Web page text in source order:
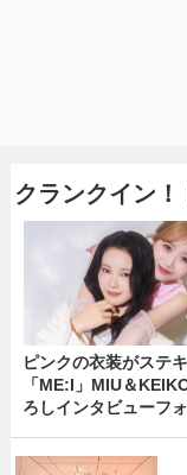
クランクイン
ピンクの衣装がステキ
「ME:I」MIU＆
ろしインタビューフ